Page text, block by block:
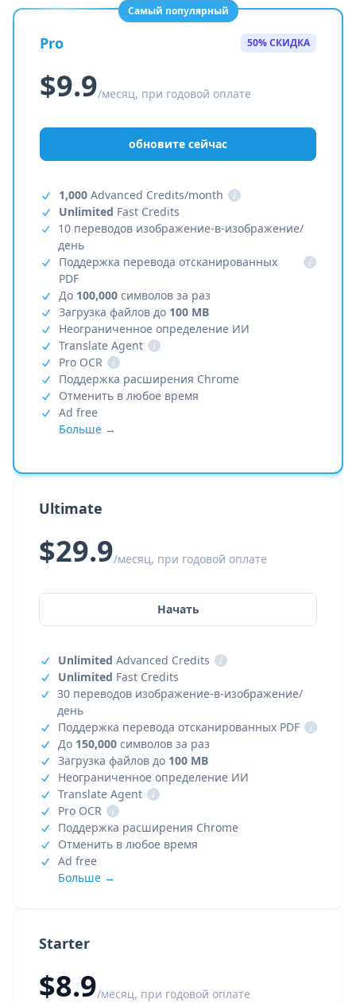
Starter
$8.9/месяц, при годовой оплате
Самый популярный
Pro 50% СКИДКА
$9.9/месяц, при годовой оплате
обновите сейчас
1,000 Advanced Credits/month
i
Unlimited Fast Credits
10 переводов изображение-в-изображение/
день
Поддержка перевода отсканированных
PDF
i
До 100,000 символов за раз
Загрузка файлов до 100 MB
Неограниченное определение ИИ
Translate Agent
i
Pro OCR
i
Поддержка расширения Chrome
Отменить в любое время
Ad free
Больше →
Ultimate
$29.9/месяц, при годовой оплате
Начать
Unlimited Advanced Credits
i
Unlimited Fast Credits
30 переводов изображение-в-изображение/
день
Поддержка перевода отсканированных PDF
i
До 150,000 символов за раз
Загрузка файлов до 100 MB
Неограниченное определение ИИ
Translate Agent
i
Pro OCR
i
Поддержка расширения Chrome
Отменить в любое время
Ad free
Больше →